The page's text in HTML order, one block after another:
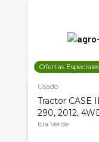
Ofertas Especiales
Usado
Tractor CASE
290, 2012,
Isla Verde